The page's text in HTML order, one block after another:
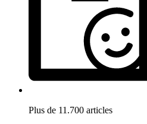
Plus de 11.700 articles